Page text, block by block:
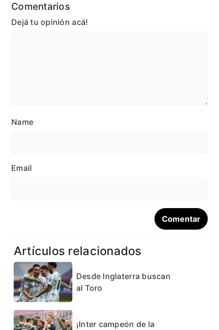
Comentarios
Dejá tu opinión acá!
Name
Email
Artículos relacionados
Desde Inglaterra buscan
al Toro
¡Inter campeón de la